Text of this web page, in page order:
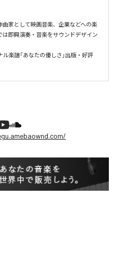
曲家として映画音楽、企業などへの楽
即興演奏・音楽をサウンドデザイン
楽譜「あなたの優しさ」出版・好評